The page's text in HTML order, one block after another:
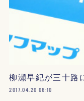
柳瀬早紀が三十路
2017.04.20 06:10